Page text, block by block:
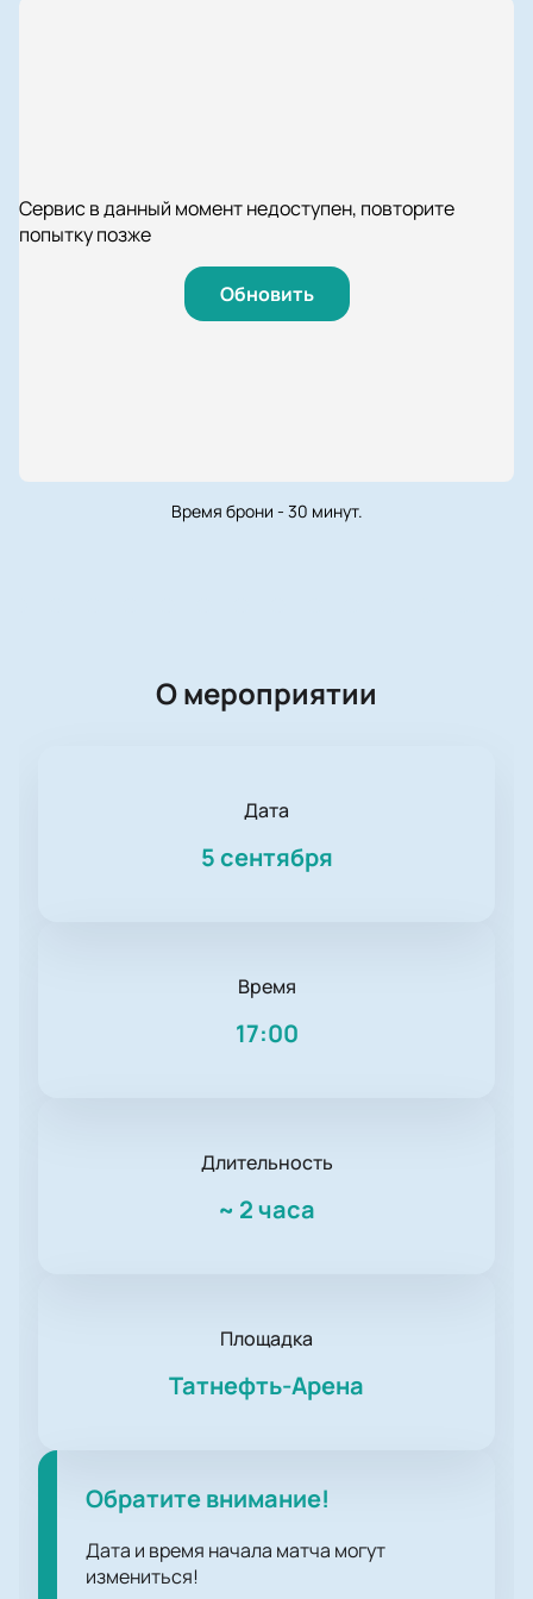
Сервис в данный момент недоступен, повторите
попытку позже
Обновить
Время брони - 30 минут.
О мероприятии
Дата
5 сентября
Время
17:00
Длительность
~ 2 часа
Площадка
Татнефть-Арена
Обратите внимание!
Дата и время начала матча могут
измениться!